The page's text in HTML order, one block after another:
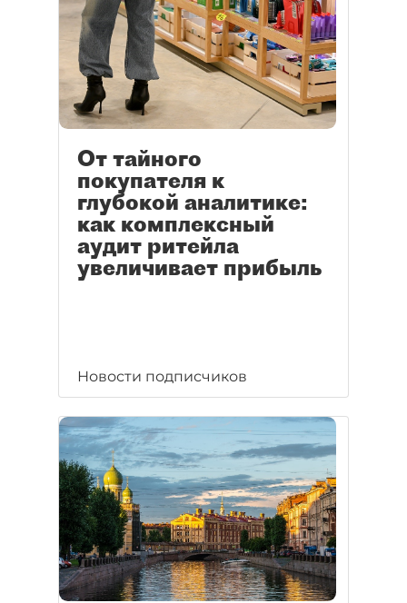
От тайного
покупателя к
глубокой аналитике:
как комплексный
аудит ритейла
увеличивает прибыль
Новости подписчиков